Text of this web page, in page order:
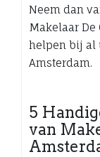
Neem dan
Makelaar De
helpen bij al
Amsterdam.
5
van